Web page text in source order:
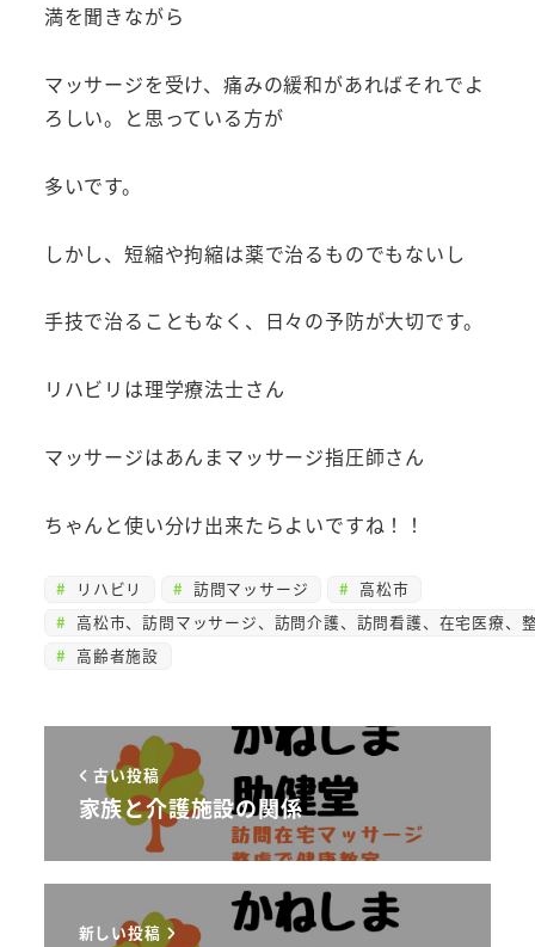
満を聞きながら
マッサージを受け、痛みの緩和があればそれでよ
ろしい。と思っている方が
多いです。
しかし、短縮や拘縮は薬で治るものでもないし
手技で治ることもなく、日々の予防が大切です。
リハビリは理学療法士さん
マッサージはあんまマッサージ指圧師さん
ちゃんと使い分け出来たらよいですね！！
リハビリ 訪問マッサージ
高松市
高松市、訪問マッサージ、訪問介護、訪問看護、在宅医療
高齢者施設
古い投稿
家族と介護施設の関係
新しい投稿